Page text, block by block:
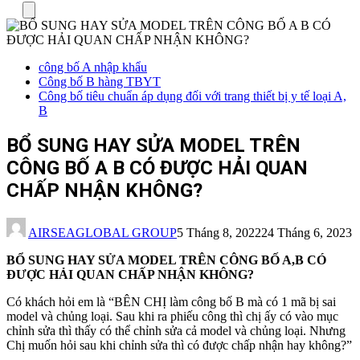
công bố A nhập khẩu
Công bố B hàng TBYT
Công bố tiêu chuẩn áp dụng đối với trang thiết bị y tế loại A,
B
BỔ SUNG HAY SỬA MODEL TRÊN
CÔNG BỐ A B CÓ ĐƯỢC HẢI QUAN
CHẤP NHẬN KHÔNG?
AIRSEAGLOBAL GROUP5 Tháng 8, 202224 Tháng 6, 2023
BỔ SUNG HAY SỬA MODEL TRÊN CÔNG BỐ A,B CÓ
ĐƯỢC HẢI QUAN CHẤP NHẬN KHÔNG?
Có khách hỏi em là “BÊN CHỊ làm công bố B mà có 1 mã bị sai
model và chủng loại. Sau khi ra phiếu công thì chị ấy có vào mục
chỉnh sửa thì thấy có thể chỉnh sửa cả model và chủng loại. Nhưng
Chị muốn hỏi sau khi chỉnh sửa thì có được chấp nhận hay không?”